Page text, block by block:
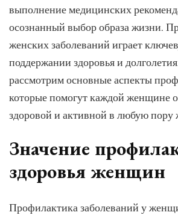
выполнение медицинских
осознанный выбор образа жизни.
женских заболеваний играет
поддержании здоровья и
рассмотрим основные аспекты
которые помогут каждой женщине
здоровой и активной в любую пору
Значение
здоровья женщин
Профилактика заболеваний у